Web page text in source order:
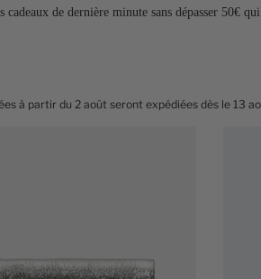
cadeaux de dernière minute sans dépasser
expédiées dès le 13 août. Merci pour votre